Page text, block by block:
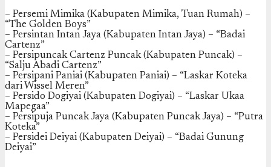
– Persemi Mimika (Kabupaten Mimika, Tuan Rumah) –
“The Golden Boys”
– Persintan Intan Jaya (Kabupaten Intan Jaya) – “Badai
Cartenz”
– Persipuncak Cartenz Puncak (Kabupaten Puncak) –
“Salju Abadi Cartenz”
– Persipani Paniai (Kabupaten Paniai) – “Laskar Koteka
dari Wissel Meren”
– Persido Dogiyai (Kabupaten Dogiyai) – “Laskar Ukaa
Mapegaa”
– Persipuja Puncak Jaya (Kabupaten Puncak Jaya) – “Putra
Koteka”
– Persidei Deiyai (Kabupaten Deiyai) – “Badai Gunung
Deiyai”